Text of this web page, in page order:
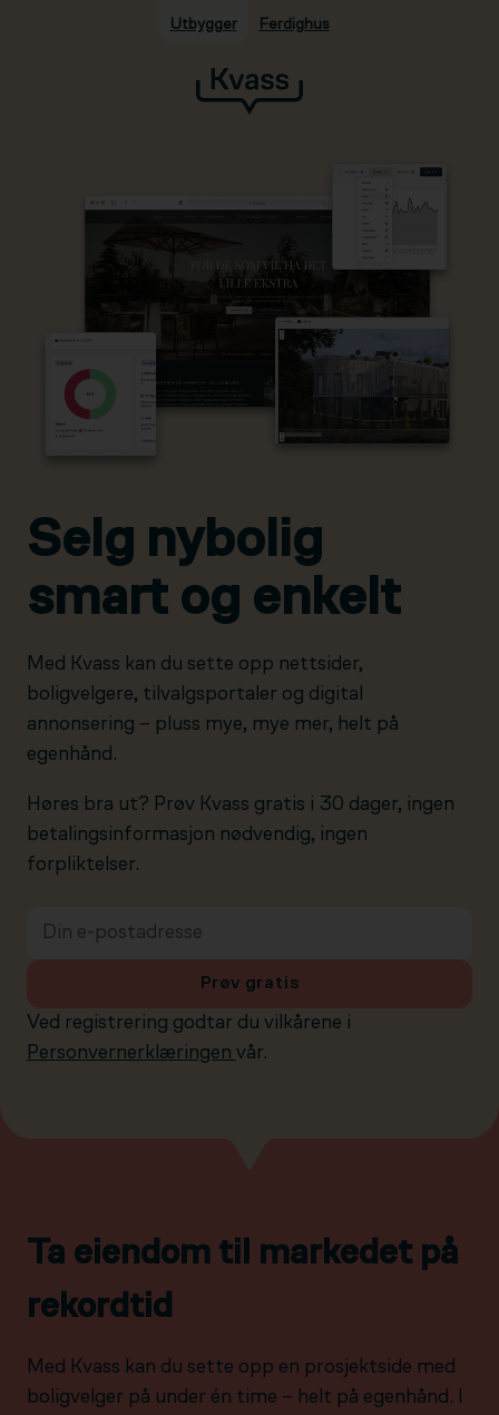
Hopp til hovedinnhold
Utbygger Ferdighus
Selg nybolig
smart og enkelt
Med Kvass kan du sette opp nettsider,
boligvelgere, tilvalgsportaler og digital
annonsering – pluss mye, mye mer, helt på
egenhånd.
Høres bra ut? Prøv Kvass gratis i 30 dager, ingen
betalingsinformasjon nødvendig, ingen
forpliktelser.
Ved registrering godtar du vilkårene i
Personvernerklæringen vår.
Prøv gratis
Ta eiendom til markedet på
rekordtid
Med Kvass kan du sette opp en prosjektside med
boligvelger på under én time – helt på egenhånd. I